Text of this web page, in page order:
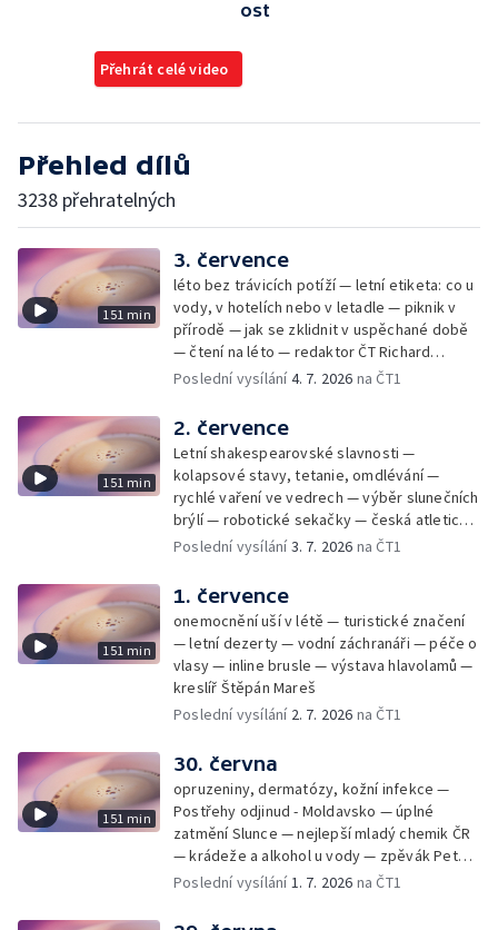
ost
Přehrát celé video
Přehled dílů
3238 přehratelných
151 min
3. července
léto bez trávicích potíží — letní etiketa: co u
vody, v hotelích nebo v letadle — piknik v
přírodě — jak se zklidnit v uspěchané době
— čtení na léto — redaktor ČT Richard
Samko
Poslední vysílání4. 7. 2026 na ČT1
151 min
2. července
Letní shakespearovské slavnosti —
kolapsové stavy, tetanie, omdlévání —
rychlé vaření ve vedrech — výběr slunečních
brýlí — robotické sekačky — česká atletická
rekordmanka — psí seriál: výmarský
Poslední vysílání3. 7. 2026 na ČT1
151 min
1. července
onemocnění uší v létě — turistické značení
— letní dezerty — vodní záchranáři — péče o
vlasy — inline brusle — výstava hlavolamů —
kreslíř Štěpán Mareš
Poslední vysílání 2. 7. 2026 na ČT1
151 min
30. června
opruzeniny, dermatózy, kožní infekce —
Postřehy odjinud - Moldavsko — úplné
zatmění Slunce — nejlepší mladý chemik ČR
— krádeže a alkohol u vody — zpěvák Peter
Cmorik
Poslední vysílání1. 7. 2026 na ČT1